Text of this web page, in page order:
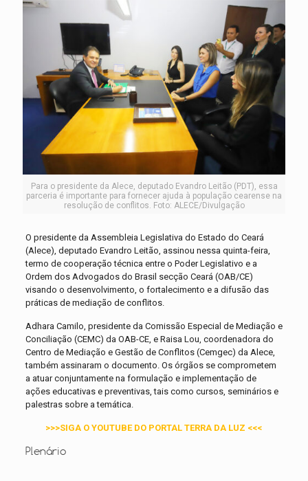
Para o presidente da Alece, deputado Evandro Leitão (PDT), essa
parceria é importante para fornecer ajuda à população cearense na
resolução de conflitos. Foto: ALECE/Divulgação
O presidente da Assembleia Legislativa do Estado do Ceará
(Alece), deputado Evandro Leitão, assinou nessa quinta-feira,
termo de cooperação técnica entre o Poder Legislativo e a
Ordem dos Advogados do Brasil secção Ceará (OAB/CE)
visando o desenvolvimento, o fortalecimento e a difusão das
práticas de mediação de conflitos.
Adhara Camilo, presidente da Comissão Especial de Mediação e
Conciliação (CEMC) da OAB-CE, e Raisa Lou, coordenadora do
Centro de Mediação e Gestão de Conflitos (Cemgec) da Alece,
também assinaram o documento. Os órgãos se comprometem
a atuar conjuntamente na formulação e implementação de
ações educativas e preventivas, tais como cursos, seminários e
palestras sobre a temática.
>>>SIGA O YOUTUBE DO PORTAL TERRA DA LUZ <<<
Plenário